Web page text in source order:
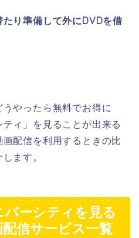
たり準備して外にDVDを借
やったら無料でお得に
ティ」を見ることが出来る
配信を利用するときの比
ます。
ーシティを見る
信サービス一覧